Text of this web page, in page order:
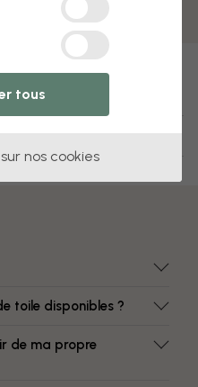
pas
toile disponibles ?
de ma propre
tous
nos cookies